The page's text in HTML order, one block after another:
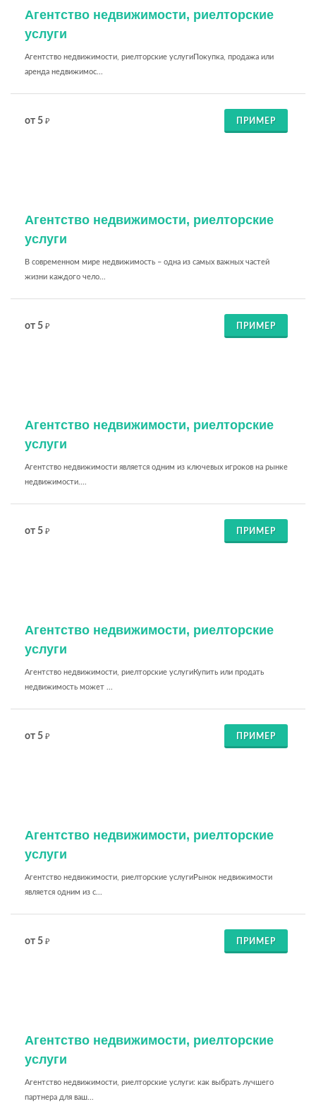
Агентство недвижимости, риелторские
услуги
Агентство недвижимости, риелторские услугиПокупка, продажа или
аренда недвижимос...
от 5 ₽ ПРИМЕР
Агентство недвижимости, риелторские
услуги
В современном мире недвижимость – одна из самых важных частей
жизни каждого чело...
от 5 ₽ ПРИМЕР
Агентство недвижимости, риелторские
услуги
Агентство недвижимости является одним из ключевых игроков на рынке
недвижимости....
от 5 ₽ ПРИМЕР
Агентство недвижимости, риелторские
услуги
Агентство недвижимости, риелторские услугиКупить или продать
недвижимость может ...
от 5 ₽ ПРИМЕР
Агентство недвижимости, риелторские
услуги
Агентство недвижимости, риелторские услугиРынок недвижимости
является одним из с...
от 5 ₽ ПРИМЕР
Агентство недвижимости, риелторские
услуги
Агентство недвижимости, риелторские услуги: как выбрать лучшего
партнера для ваш...